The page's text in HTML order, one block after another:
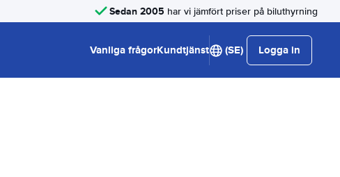
Sedan 2005 har vi jämfört priser på biluthyrning
Vanliga frågorKundtjänst (SE) Logga in